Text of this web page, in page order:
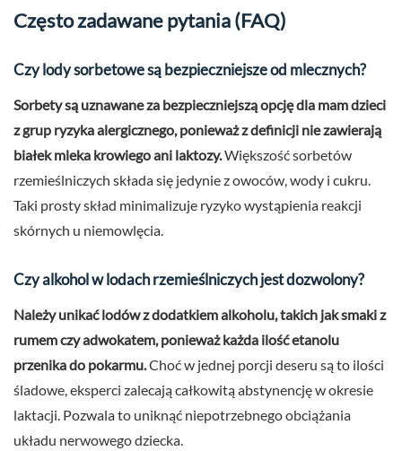
Często zadawane pytania (FAQ)
Czy lody sorbetowe są bezpieczniejsze od mlecznych?
Sorbety są uznawane za bezpieczniejszą opcję dla mam dzieci
z grup ryzyka alergicznego, ponieważ z definicji nie zawierają
białek mleka krowiego ani laktozy.Większość sorbetów
rzemieślniczych składa się jedynie z owoców, wody i cukru.
Taki prosty skład minimalizuje ryzyko wystąpienia reakcji
skórnych u niemowlęcia.
Czy alkohol w lodach rzemieślniczych jest dozwolony?
Należy unikać lodów z dodatkiem alkoholu, takich jak smaki z
rumem czy adwokatem, ponieważ każda ilość etanolu
przenika do pokarmu.Choć w jednej porcji deseru są to ilości
śladowe, eksperci zalecają całkowitą abstynencję w okresie
laktacji. Pozwala to uniknąć niepotrzebnego obciążania
układu nerwowego dziecka.